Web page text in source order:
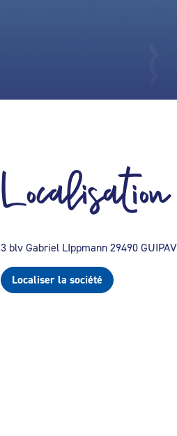
Localisation
3 blv Gabriel LIppmann 29490
Localiser la société